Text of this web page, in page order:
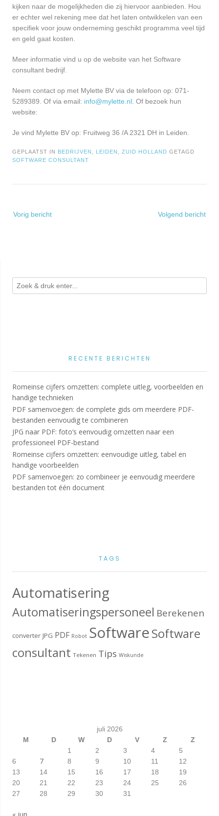
kijken naar de mogelijkheden die zij hiervoor aanbieden. Hou
er echter wel rekening mee dat het laten ontwikkelen van een
specifiek voor jouw onderneming geschikt programma veel tijd
en geld gaat kosten.
Meer informatie vind u op de website van het Software
consultant bedrijf.
Neem contact op met Mylette BV via de telefoon op: 071-
5289389. Of via email: info@mylette.nl . Of bezoek hun
website:
Je vind Mylette BV op: Fruitweg 36 /A 2321 DH in Leiden.
GEPLAATST IN BEDRIJVEN LEIDEN ZUID HOLLAND GETAGD
SOFTWARE CONSULTANT
navigatie
Vorig bericht Volgend bericht
RECENTE BERICHTEN
Romeinse cijfers omzetten: complete uitleg, voorbeelden en
handige technieken
PDF samenvoegen: de complete gids om meerdere PDF-
bestanden eenvoudig te combineren
JPG naar PDF: foto’s eenvoudig omzetten naar een
professioneel PDF-bestand
Romeinse cijfers omzetten: eenvoudige uitleg, tabel en
handige voorbeelden
PDF samenvoegen: zo combineer je eenvoudig meerdere
bestanden tot één document
TAGS
Automatisering
Automatiseringspersoneel Berekenen
converter JPG PDF Robot SoftwareSoftware
consultant Tekenen Tips Wiskunde
juli 2026
M
D W D V Z
Z
1
2 3 4
5
6
7 8 9 10 11
12
13
14 15 16 17 18
19
20
21 22 23 24 25
26
27
28 29 30 31
« jun